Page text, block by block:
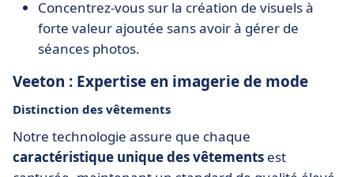
Concentrez-vous sur la création de visuels à
forte valeur ajoutée sans avoir à gérer de
séances photos.
Veeton : Expertise en imagerie de mode
Distinction des vêtements
Notre technologie assure que chaque
caractéristique unique des vêtements est